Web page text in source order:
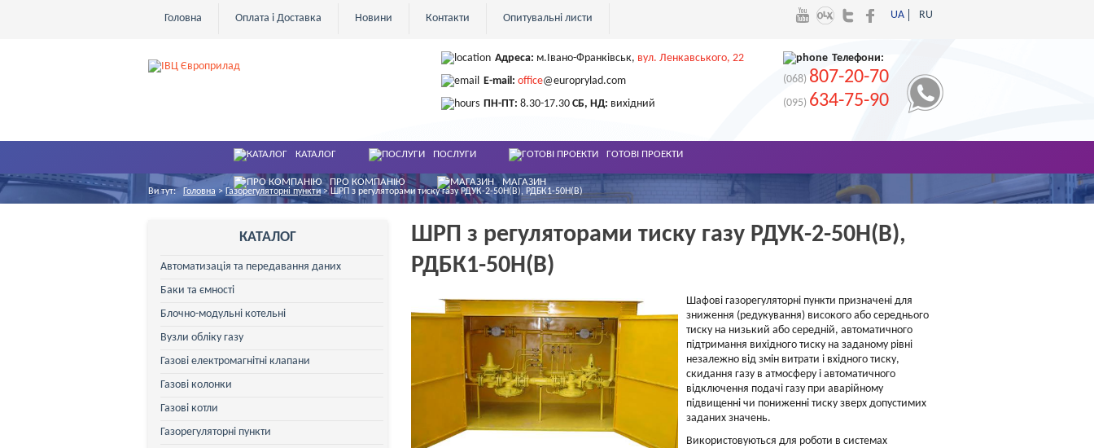
Головна Оплата і Доставка Новини Контакти Опитувальні листи UA RU
Адреса: м.Івано-Франківськ, вул. Ленкавського, 22
E-mail: office@europrylad.com
ПН-ПТ: 8.30-17.30 СБ, НД: вихідний
Телефони:
(068) 807-20-70
(095) 634-75-90
КАТАЛОГ ПОСЛУГИ ГОТОВІ ПРОЕКТИ
ПРО КОМПАНІЮ МАГАЗИН
Ви тут: Головна > Газорегуляторні пункти > ШРП з регуляторами тиску газу РДУК-2-50Н(В), РДБК1-50Н(В)
КАТАЛОГ
Автоматизація та передавання даних
Баки та ємності
Блочно-модульні котельні
Вузли обліку газу
Газові електромагнітні клапани
Газові колонки
Газові котли
Газорегуляторні пункти
ШРП з регуляторами тиску газу РДУК-2-50Н(В),
РДБК1-50Н(В)
Шафові газорегуляторні пункти призначені для
зниження (редукування) високого або середнього
тиску на низький або середній, автоматичного
підтримання вихідного тиску на заданому рівні
незалежно від змін витрати і вхідного тиску,
скидання газу в атмосферу і автоматичного
відключення подачі газу при аварійному
підвищенні чи пониженні тиску зверх допустимих
заданих значень.
Використовуються для роботи в системах